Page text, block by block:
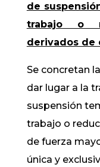
de
trabajo o
derivados de
Se concretan
dar lugar a la
suspensión
trabajo o
de fuerza
única y